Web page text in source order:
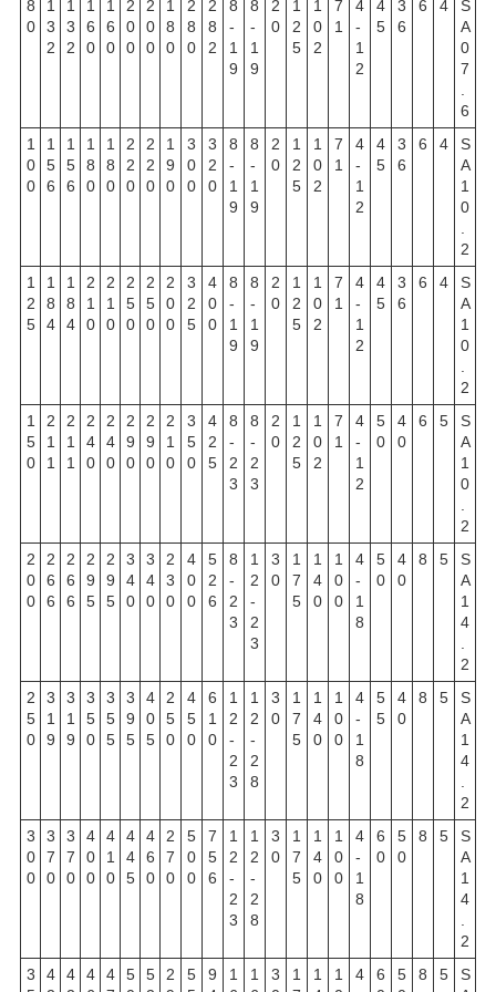
8
0
1
3
2
1
3
2
1
6
0
1
6
0
2
0
0
2
0
0
1
8
0
2
8
0
2
8
2
8
-
1
9
8
-
1
9
2
0
1
2
5
1
0
2
7
1
4
-
1
2
4
5
3
6
6 4
S
A
0
7
6
1
0
0
1
5
6
1
5
6
1
8
0
1
8
0
2
2
0
2
2
0
1
9
0
3
0
0
3
2
0
8
-
1
9
8
-
1
9
2
0
1
2
5
1
0
2
7
1
4
-
1
2
4
5
3
6
6 4
S
A
1
0
2
1
2
5
1
8
4
1
8
4
2
1
0
2
1
0
2
5
0
2
5
0
2
0
0
3
2
5
4
0
0
8
-
1
9
8
-
1
9
2
0
1
2
5
1
0
2
7
1
4
-
1
2
4
5
3
6
6 4
S
A
1
0
2
1
5
0
2
1
1
2
1
1
2
4
0
2
4
0
2
9
0
2
9
0
2
1
0
3
5
0
4
2
5
8
-
2
3
8
-
2
3
2
0
1
2
5
1
0
2
7
1
4
-
1
2
5
0
4
0
6 5
S
A
1
0
2
2
0
0
2
6
6
2
6
6
2
9
5
2
9
5
3
4
0
3
4
0
2
3
0
4
0
0
5
2
6
8
-
2
3
1
2
-
2
3
3
0
1
7
5
1
4
0
1
0
0
4
-
1
8
5
0
4
0
8 5
S
A
1
4
2
2
5
0
3
1
9
3
1
9
3
5
0
3
5
5
3
9
5
4
0
5
2
5
0
4
5
0
6
1
0
1
2
-
2
3
1
2
-
2
8
3
0
1
7
5
1
4
0
1
0
0
4
-
1
8
5
5
4
0
8 5
S
A
1
4
2
3
0
0
3
7
0
3
7
0
4
0
0
4
1
0
4
4
5
4
6
0
2
7
0
5
0
0
7
5
6
1
2
-
2
3
1
2
-
2
8
3
0
1
7
5
1
4
0
1
0
0
4
-
1
8
6
0
5
0
8 5
S
A
1
4
2
3
4
4
4
4
5
5
2
5
9
1
1
3
1
1
1
4
6
5
8 5
S